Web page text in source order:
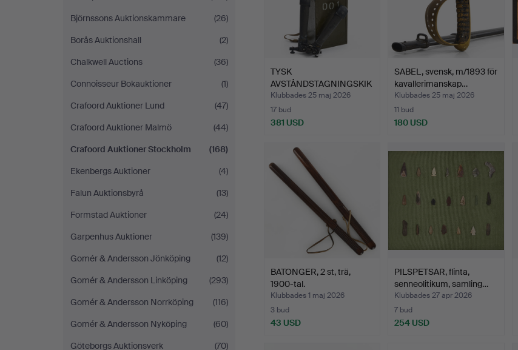
Björnssons Auktionskammare
(26)
Borås Auktionshall
(2)
Chalkwell Auctions
(36)
Connoisseur Bokauktioner
(1)
Crafoord Auktioner Lund
(47)
Crafoord Auktioner Malmö
(44)
Crafoord Auktioner Stockholm
(168)
Ekenbergs Auktioner
(4)
Falun Auktionsbyrå
(13)
Formstad Auktioner
(24)
Garpenhus Auktioner
(139)
Gomér & Andersson Jönköping
(12)
Gomér & Andersson Linköping
(293)
Gomér & Andersson Norrköping
(116)
Gomér & Andersson Nyköping
(60)
Göteborgs Auktionsverk
(70)
TYSK
AVSTÅNDSTAGNINGSKIK
ARE, (Scherenfernr…
Klubbades 25 maj 2026
17 bud
381 USD
SABEL, svensk, m/1893 för
kavallerimanskap…
Klubbades 25 maj 2026
11 bud
180 USD
BATONGER, 2 st, trä,
1900-tal.
Klubbades 1 maj 2026
3 bud
43 USD
PILSPETSAR, flinta,
senneolitikum, samling…
Klubbades 27 apr 2026
7 bud
254 USD